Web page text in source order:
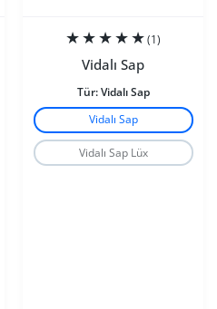
(1)
Vidalı Sap
Tür:Vidalı Sap
Vidalı Sap
Vidalı Sap Lüx